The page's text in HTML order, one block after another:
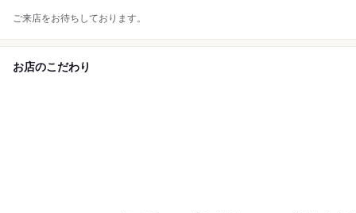
ご来店をお待ちしております。
お店のこだわり